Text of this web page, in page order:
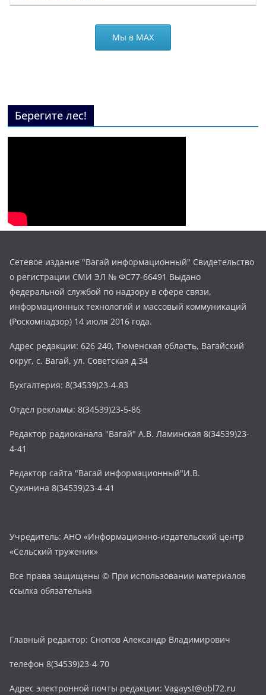
Мы в МАХ
Берегите лес!
Сетевое издание "Вагай информационный" Свидетельство
о регистрации СМИ ЭЛ № ФС77-66491 Выдано
федеральной службой по надзору в сфере связи,
информационных технологий и массовый коммуникаций
(Роскомнадзор) 14 июля 2016 года.
Адрес редакции: 626 240, Тюменская область, Вагайский
округ, с. Вагай, ул. Советская д.34
Бухгалтерия: 8(34539)23-4-83
Отдел рекламы: 8(34539)23-5-86
Редактор радиоканала "Вагай" А.В. Ламинская 8(34539)23-
4-41
Редактор сайта "Вагай информационный"И.В.
Сухинина 8(34539)23-4-41
Учредитель: АНО «Информационно-издательский центр
«Сельский труженик»
Все права защищены © При использовании материалов
ссылка обязательна
Главный редактор: Снопов Александр Владимирович
телефон 8(34539)23-4-70
Адрес электронной почты редакции: Vagayst@obl72.ru